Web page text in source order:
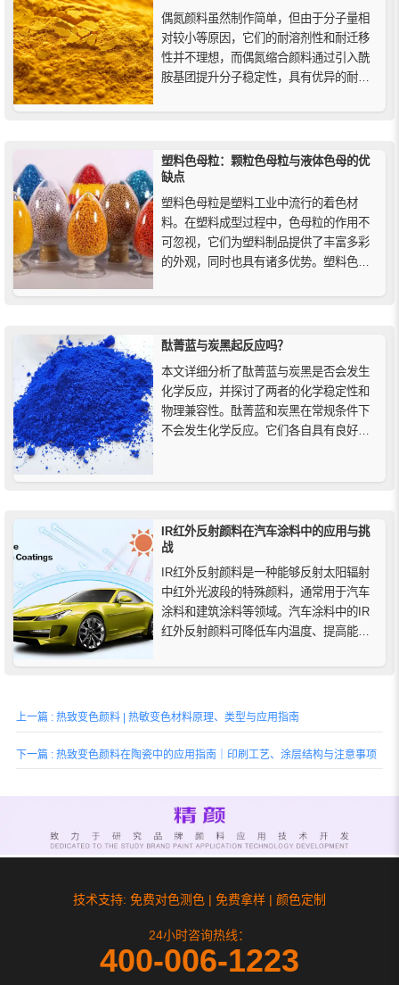
偶氮颜料虽然制作简单，但由于分子量相
对较小等原因，它们的耐溶剂性和耐迁移
性并不理想，而偶氮缩合颜料通过引入酰
胺基团提升分子稳定性，具有优异的耐热
塑料中的应用。
塑料色母粒：颗粒色母粒与液体色母的优
缺点
塑料色母粒是塑料工业中流行的着色材
料。在塑料成型过程中，色母粒的作用不
可忽视，它们为塑料制品提供了丰富多彩
的外观，同时也具有诸多优势。塑料色母
颗粒形式哪个是更好的选择？其实两者都
酞菁蓝与炭黑起反应吗？
本文详细分析了酞菁蓝与炭黑是否会发生
化学反应，并探讨了两者的化学稳定性和
物理兼容性。酞菁蓝和炭黑在常规条件下
不会发生化学反应。它们各自具有良好的
IR红外反射颜料在汽车涂料中的应用与挑
战
IR红外反射颜料是一种能够反射太阳辐射
中红外光波段的特殊颜料，通常用于汽车
涂料和建筑涂料等领域。汽车涂料中的IR
红外反射颜料可降低车内温度、提高能源
和可持续性，具有显著的节能和环保优
上一篇 : 热致变色颜料 | 热敏变色材料原理、类型与应用指南
下一篇 : 热致变色颜料在陶瓷中的应用指南｜印刷工艺、涂层结构与注意事项
技术支持: 免费对色测色 | 免费拿样 | 颜色定制
24小时咨询热线：
400-006-1223